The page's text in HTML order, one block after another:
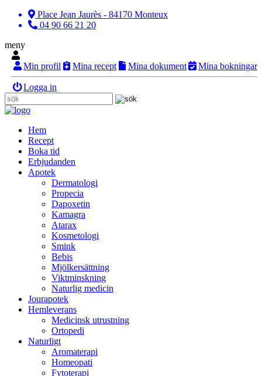
Place Jean Jaurès - 84170 Monteux
04 90 66 21 20
meny
Min profil Mina recept Mina dokument Mina bokningar
Logga in
Hem
Recept
Boka tid
Erbjudanden
Apotek
Dermatologi
Propecia
Dapoxetin
Kamagra
Atarax
Kosmetologi
Smink
Bebis
Mjölkersättning
Viktminskning
Naturlig medicin
Jourapotek
Hemleverans
Medicinsk utrustning
Ortopedi
Naturligt
Aromaterapi
Homeopati
Fytoterapi